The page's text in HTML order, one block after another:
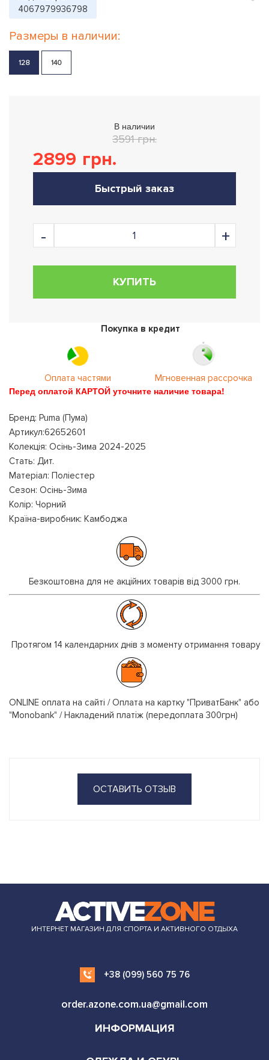
4067979936798
Размеры в наличии:
128 140
В наличии
3591 грн.
2899 грн.
Быстрый заказ
КУПИТЬ
Покупка в кредит
Оплата частями Мгновенная рассрочка
Перед оплатой КАРТОЙ уточните наличие товара!
Бренд: Puma (Пума)
Артикул:62652601
Колекція: Осінь-Зима 2024-2025
Стать: Дит.
Матеріал: Поліестер
Сезон: Осінь-Зима
Колір: Чорний
Країна-виробник: Камбоджа
Безкоштовна для не акційних товарів від 3000 грн.
Протягом 14 календарних днів з моменту отримання товару
ONLINE оплата на сайті / Оплата на картку "ПриватБанк" або
"Monobank" / Накладений платіж (передоплата 300грн)
ОСТАВИТЬ ОТЗЫВ
ИНТЕРНЕТ МАГАЗИН ДЛЯ СПОРТА И АКТИВНОГО ОТДЫХА
+38 (099) 560 75 76
order.azone.com.ua@gmail.com
ИНФОРМАЦИЯ